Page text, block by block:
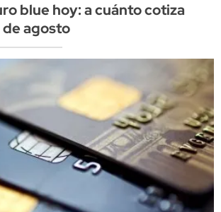
blue hoy: a cuánto cotiza
agosto